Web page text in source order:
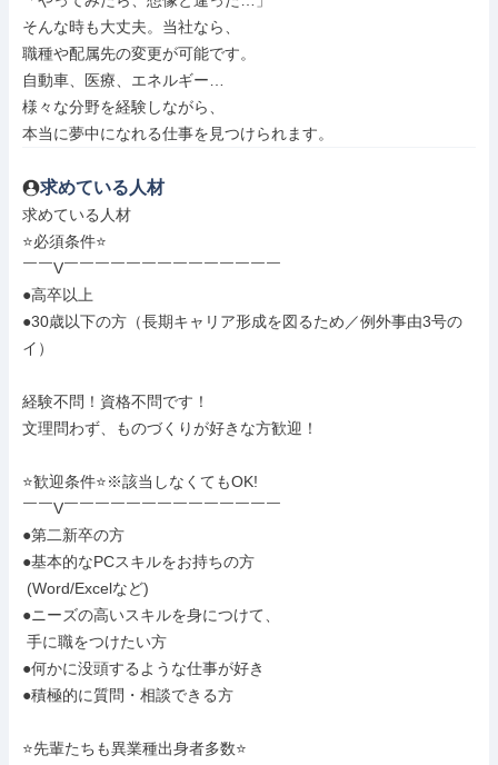
そんな時も大丈夫。当社なら、
職種や配属先の変更が可能です。
自動車、医療、エネルギー…
様々な分野を経験しながら、
本当に夢中になれる仕事を見つけられます。
求めている人材
求めている人材
⭐必須条件⭐
￣￣V￣￣￣￣￣￣￣￣￣￣￣￣￣￣
●高卒以上
●30歳以下の方（長期キャリア形成を図るため／例外事由3号の
イ）
経験不問！資格不問です！
文理問わず、ものづくりが好きな方歓迎！
⭐歓迎条件⭐※該当しなくてもOK!
￣￣V￣￣￣￣￣￣￣￣￣￣￣￣￣￣
●第二新卒の方
●基本的なPCスキルをお持ちの方
●ニーズの高いスキルを身につけて、
●何かに没頭するような仕事が好き
●積極的に質問・相談できる方
⭐先輩たちも異業種出身者多数⭐